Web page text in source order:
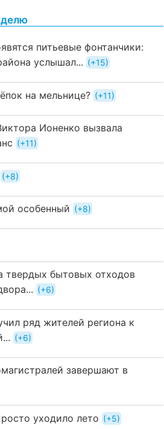
питьевые фонтанчики:
услышал...
+15
на мельнице? +11
Ионенко вызвала
+11
+8
особенный +8
твердых бытовых отходов
+6
ряд жителей региона к
+6
завершают в
уходило лето +5